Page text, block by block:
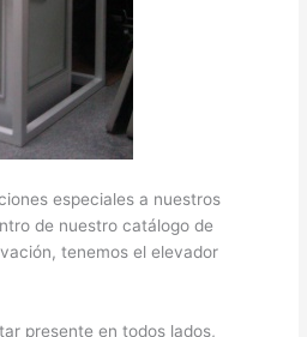
especiales a nuestros
de nuestro catálogo de
tenemos el elevador
presente en todos lados,